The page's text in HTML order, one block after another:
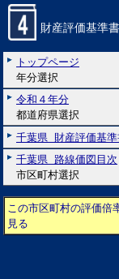
財産評価基準書
トップページ
年分選択
令和４年分
都道府県選択
千葉県 財産評価基準
千葉県 路線価図目次
市区町村選択
この市区町村の評価倍
見る